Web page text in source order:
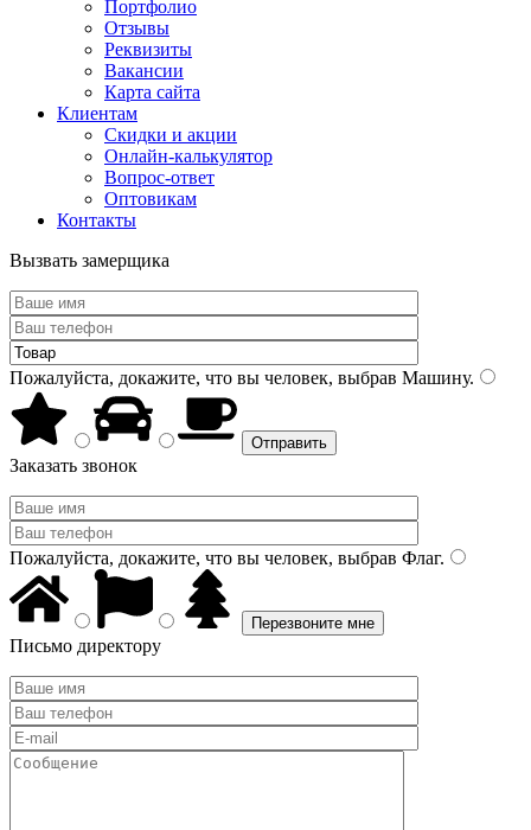
Портфолио
Отзывы
Реквизиты
Вакансии
Карта сайта
Клиентам
Скидки и акции
Онлайн-калькулятор
Вопрос-ответ
Оптовикам
Контакты
Вызвать замерщика
Пожалуйста, докажите, что вы человек, выбрав Машину.
Заказать звонок
Пожалуйста, докажите, что вы человек, выбрав Флаг.
Письмо директору